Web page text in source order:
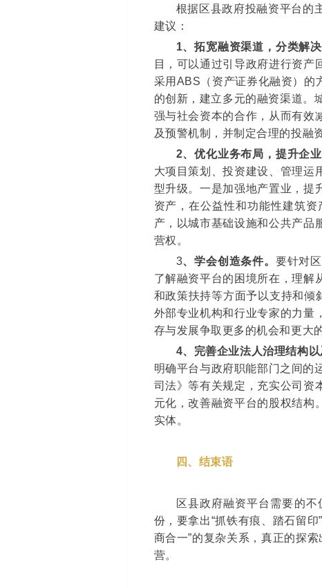
根据区县政府投融资平台的
建议：
1、拓宽融资渠道，分类解
目，可以通过引导政府进行资产
采用ABS（资产证券化融资）的
的创新，建立多元的融资渠道。
强与社会资本的合作，从而有效
及预警机制，并制定合理的投融
2、优化业务布局，提升企业
大项目策划、投资建设、管理运
型升级。一是加强地产置业，提
资产，在公益性和功能性建筑
产，以城市基础设施和公共产品
营权。
3、学会创造条件。 要针对
了解融资平台的困境所在，理解
和政策扶持等方面予以支持和倾
外部专业机构和行业专家的力量
存与发展争取更多的机会和更大
4、完善企业法人治理结构以
明确平台与政府职能部门之间的
司法》等有关规定，充实公司资
元化，改善融资平台的股权结构
实体。
四、结束语
区县政府融资平台需要的
份，要拿出“抓铁有痕、踏石留
商合一”的复杂关系，真正的探
营。